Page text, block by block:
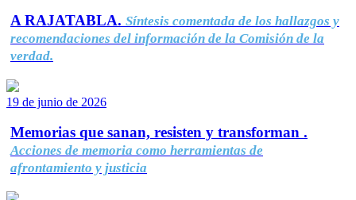
A RAJATABLA. Síntesis comentada de los hallazgos y
recomendaciones del información de la Comisión de la
verdad.
19 de junio de 2026
Memorias que sanan, resisten y transforman .
Acciones de memoria como herramientas de
afrontamiento y justicia